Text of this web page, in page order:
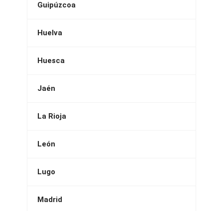
Guipúzcoa
Huelva
Huesca
Jaén
La Rioja
León
Lugo
Madrid